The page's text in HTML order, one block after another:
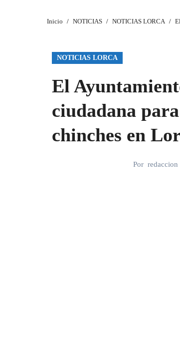
Inicio NOTICIAS NOTICIAS LORCA
NOTICIAS LORCA
El
ciudadana
chinches en
Por redaccion